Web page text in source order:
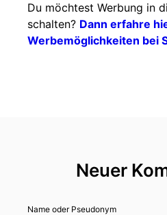
Du möchtest Werbung in
schalten? Dann erfahre
Werbemöglichkeiten bei
Neuer
Name oder Pseudonym